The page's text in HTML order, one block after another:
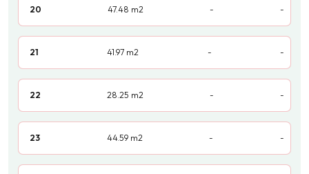
20 47.48 m2 - -
21 41.97 m2 - -
22 28.25 m2 - -
23 44.59m2 - -